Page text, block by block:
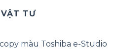
VẬT TƯ
màu Toshiba e-Studio